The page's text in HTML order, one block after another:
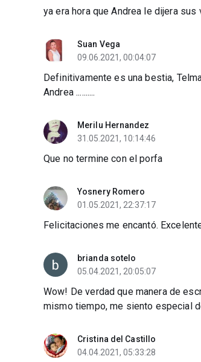
ya era hora que Andrea le dijera sus
Suan Vega
09.06.2021, 00:04:07
Definitivamente es una bestia,
Andrea ..........
Merilu Hernandez
31.05.2021, 10:14:46
Que no termine con el porfa
Yosnery Romero
01.05.2021, 22:37:17
Felicitaciones me encantó.
brianda sotelo
05.04.2021, 20:05:07
Wow! De verdad que manera de
mismo tiempo, me siento especial
Cristina del Castillo
04.04.2021, 05:33:28